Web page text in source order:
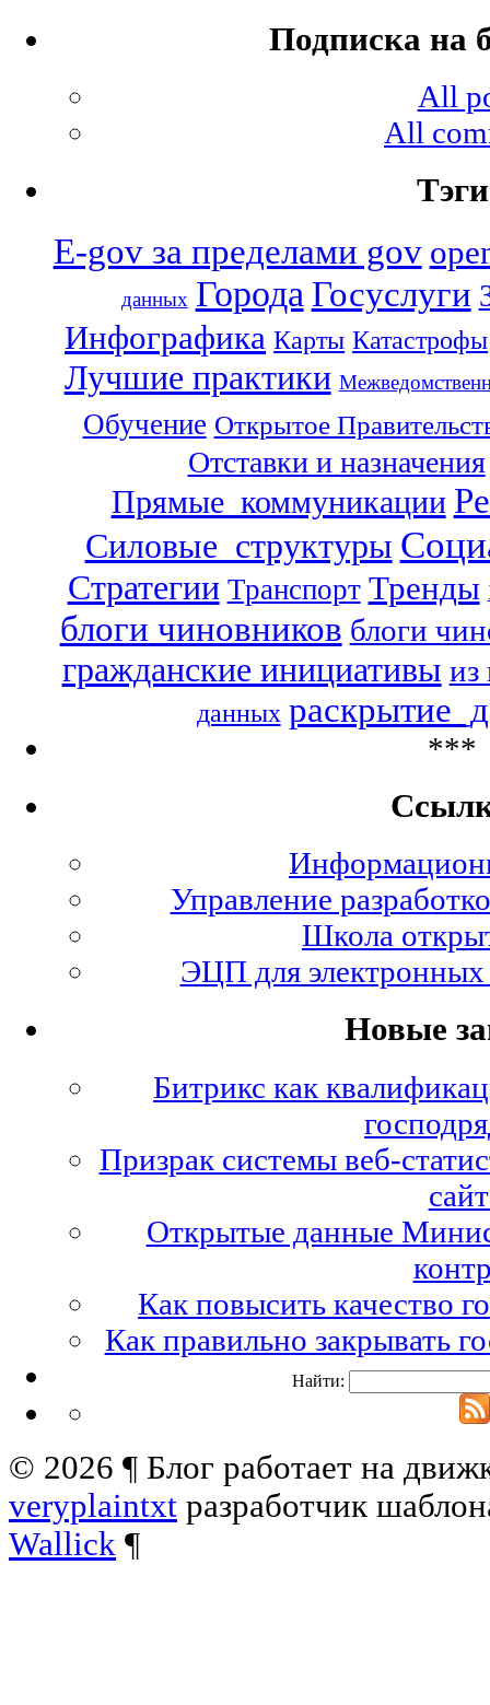
Подписка на
All
All
Тэги
E-gov за пределами gov
данных Города Госуслуги
Инфографика Карты Катастрофы
Лучшие практики
Обучение Открытое
Отставки и назначения
Прямые_коммуникации
Силовые_структуры
Стратегии Транспорт Тренды
блоги чиновников блоги
гражданские инициативы из
данных
***
Управление
Школа
ЭЦП для электронных
Новые
Битрикс как
Призрак системы веб-
Открытые данные
Как повысить качество
Как правильно закрывать
Найти:
© 2026 ¶ Блог работает на
veryplaintxt разработчик
Wallick ¶